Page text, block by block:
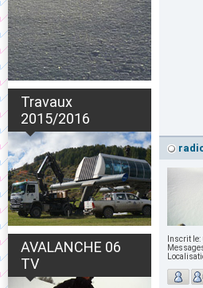
Travaux
2015/2016
AVALANCHE 06
TV
Inscrit le: